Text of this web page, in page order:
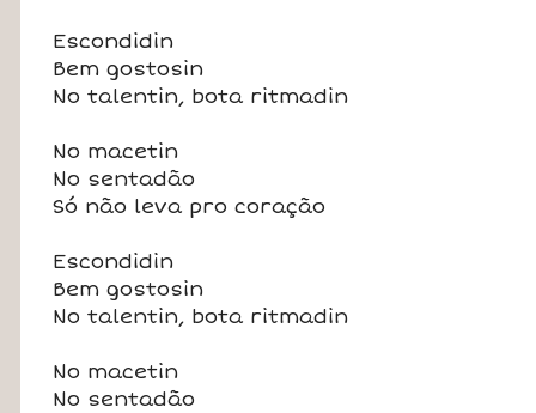
Escondidin
Bem gostosin
No talentin, bota ritmadin
No macetin
No sentadão
Só não leva pro coração
Escondidin
Bem gostosin
No talentin, bota ritmadin
No macetin
No sentadão